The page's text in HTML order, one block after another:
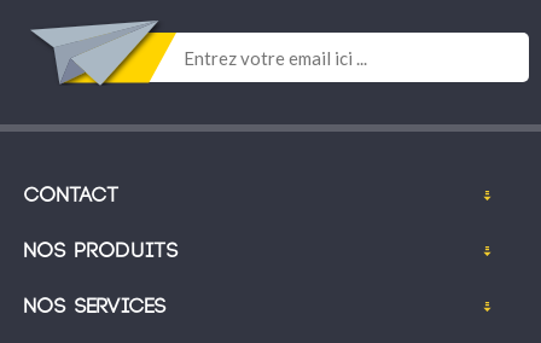
Contact
Nos produits
Nos services